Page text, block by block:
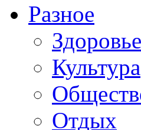
Разное
Здоровье
Культура
Отдых